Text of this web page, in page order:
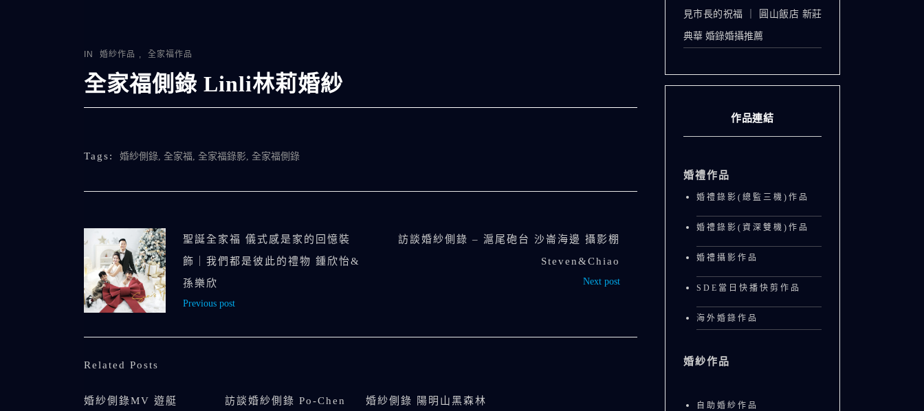
IN 婚紗作品 , 全家福作品
全家福側錄 Linli林莉婚紗
Tags: 婚紗側錄, 全家福, 全家福錄影, 全家福側錄
聖誕全家福 儀式感是家的回憶裝
飾｜我們都是彼此的禮物 鍾欣怡&
孫樂欣
Previous post
訪談婚紗側錄 – 滬尾砲台 沙崙海邊 攝影棚
Steven&Chiao
Next post
Related Posts
婚紗側錄MV 遊艇
訪談婚紗側錄 Po-Chen
婚紗側錄 陽明山黑森林
見市長的祝福 ｜ 圓山飯店 新莊
典華 婚錄婚攝推薦
作品連結
婚禮作品
婚禮錄影(總監三機)作品
婚禮錄影(資深雙機)作品
婚禮攝影作品
SDE當日快播快剪作品
海外婚錄作品
婚紗作品
自助婚紗作品